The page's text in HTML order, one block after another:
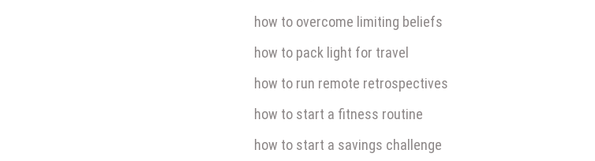
how to overcome limiting beliefs
how to pack light for travel
how to run remote retrospectives
how to start a fitness routine
how to start a savings challenge